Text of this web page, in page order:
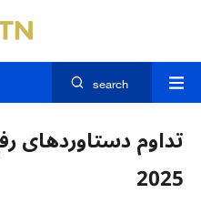
search
تداوم دستاوردهای
2025